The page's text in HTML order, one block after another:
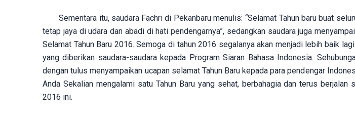
Sementara itu, saudara Fachri di Pekanbaru menulis: “Selamat Tahun baru buat
tetap jaya di udara dan abadi di hati pendengarnya”, sedangkan saudara juga
Selamat Tahun Baru 2016. Semoga di tahun 2016 segalanya akan menjadi lebih baik lagi
yang diberikan saudara-saudara kepada Program Siaran Bahasa Indonesia.
dengan tulus menyampaikan ucapan selamat Tahun Baru kepada para pendengar
Anda Sekalian mengalami satu Tahun Baru yang sehat, berbahagia dan terus berjalan
2016 ini.